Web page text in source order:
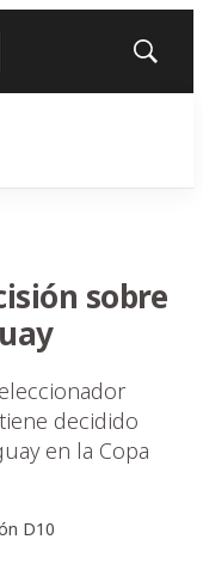
Mostrar
sobre
decidido
en la Copa
D10